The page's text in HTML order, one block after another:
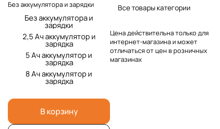
Без аккумулятора и зарядки
Без аккумулятора и
зарядки
2,5 Ач аккумулятор и
зарядка
5 Ач аккумулятор и
зарядка
8 Ач аккумулятор и
зарядка
В корзину
Все товары категории
Цена действительна только для
интернет-магазина и может
отличаться от цен в розничных
магазинах